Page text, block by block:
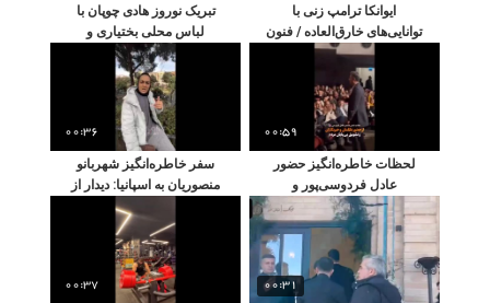
ایوانکا ترامپ زنی با
توانایی‌های خارق‌العاده / فنون
دفاع شخصی او، هر مهاجمی
را مغلوب می‌کند
تبریک نوروز هادی چوپان با
لباس محلی بختیاری و
دکوراسیون سنتی خانه‌اش:
لحظاتی خاطره‌انگیز از جشن
نوروزی با طعم اصالت
00:59
لحظات خاطره‌انگیز حضور
عادل فردوسی‌پور و
همسرش در کنسرت لئو
روحاس؛ مردم از شور و
هیجان سرشار شدند
00:36
سفر خاطره‌انگیز شهربانو
منصوریان به اسپانیا: دیدار از
جاذبه‌های گردشگری و
لحظات خاص در سفر به این
کشور
00:31
00:37